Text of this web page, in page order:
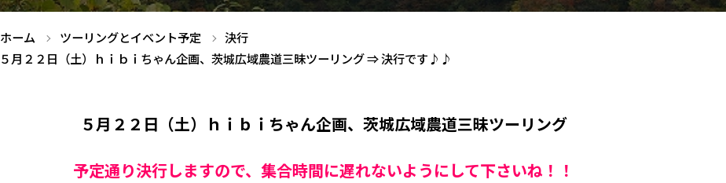
ホーム ツーリングとイベント予定
決行
５月２２日（土）ｈｉｂｉちゃん企画、茨城広域農道三昧ツーリング ⇒ 決行です♪♪
５月２２日（土）ｈｉｂｉちゃん企画、茨城広域農道三昧ツーリング
予定通り決行しますので、集合時間に遅れないようにして下さいね！！